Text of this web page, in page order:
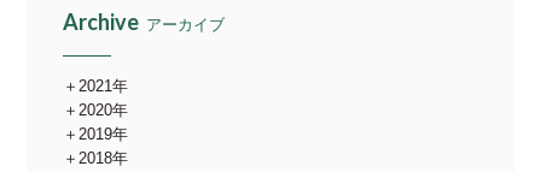
Archive アーカイブ
2021年
2020年
2019年
2018年